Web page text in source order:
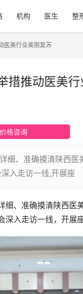
机构 医生 整
医美行业美丽复苏
措推动医美
价格咨询
细、准确摸清陕西
入走访一线,开展座
、准确摸清陕西医
入走访一线，开展